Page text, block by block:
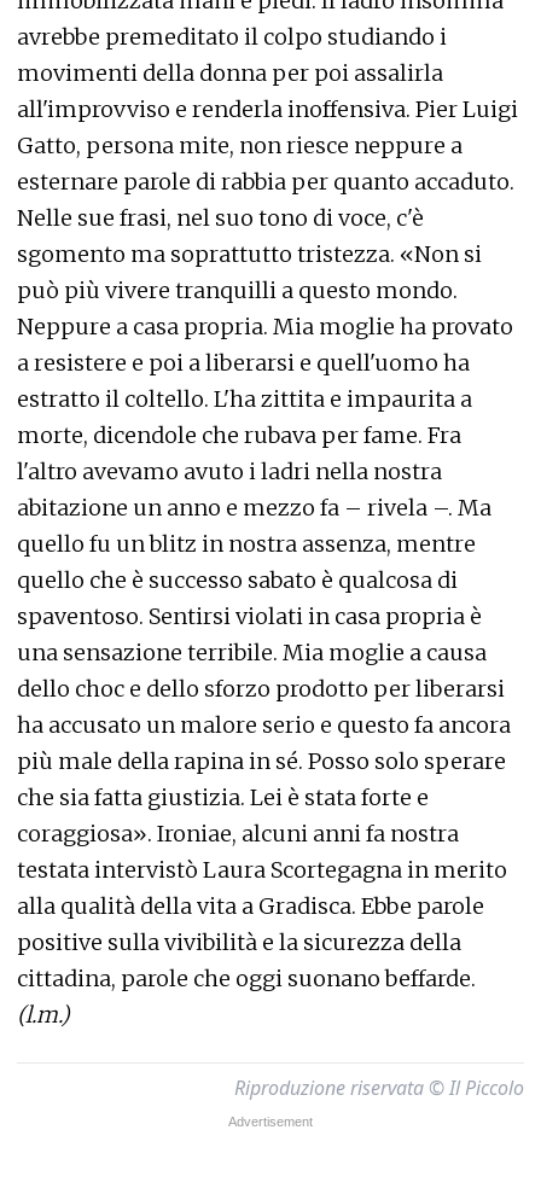
avrebbe premeditato il colpo studiando i
movimenti della donna per poi assalirla
all'improvviso e renderla inoffensiva. Pier Luigi
Gatto, persona mite, non riesce neppure a
esternare parole di rabbia per quanto accaduto.
Nelle sue frasi, nel suo tono di voce, c'è
sgomento ma soprattutto tristezza. «Non si
può più vivere tranquilli a questo mondo.
Neppure a casa propria. Mia moglie ha provato
a resistere e poi a liberarsi e quell'uomo ha
estratto il coltello. L'ha zittita e impaurita a
morte, dicendole che rubava per fame. Fra
l'altro avevamo avuto i ladri nella nostra
abitazione un anno e mezzo fa – rivela –. Ma
quello fu un blitz in nostra assenza, mentre
quello che è successo sabato è qualcosa di
spaventoso. Sentirsi violati in casa propria è
una sensazione terribile. Mia moglie a causa
dello choc e dello sforzo prodotto per liberarsi
ha accusato un malore serio e questo fa ancora
più male della rapina in sé. Posso solo sperare
che sia fatta giustizia. Lei è stata forte e
coraggiosa». Ironiae, alcuni anni fa nostra
testata intervistò Laura Scortegagna in merito
alla qualità della vita a Gradisca. Ebbe parole
positive sulla vivibilità e la sicurezza della
cittadina, parole che oggi suonano beffarde.
(l.m.)
Riproduzione riservata © Il Piccolo